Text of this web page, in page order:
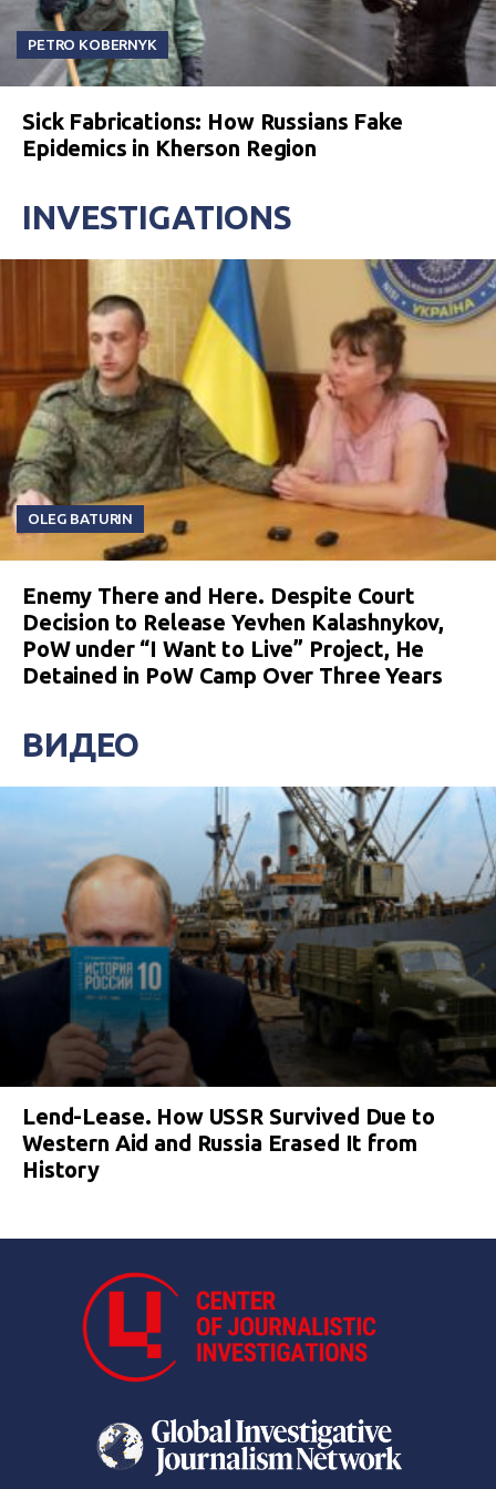
PETRO KOBERNYK
Sick Fabrications: How Russians Fake
Epidemics in Kherson Region
INVESTIGATIONS
OLEG BATURIN
Enemy There and Here. Despite Court
Decision to Release Yevhen Kalashnykov,
PoW under “I Want to Live” Project, He
Detained in PoW Camp Over Three Years
ВИДЕО
Lend-Lease. How USSR Survived Due to
Western Aid and Russia Erased It from
History